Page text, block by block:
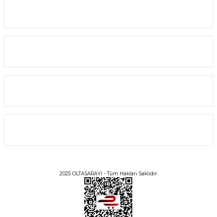
2025 OLTASARAYI - Tüm Hakları Saklıdır.